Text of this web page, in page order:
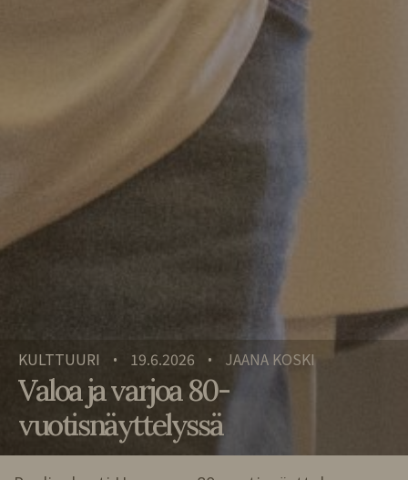
KULTTUURI • 19.6.2026 • JAANA KOSKI
Valoa ja varjoa 80-
vuotisnäyttelyssä